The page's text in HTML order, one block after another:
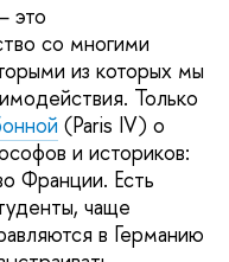
это
со многими
из которых мы
Только
(Paris IV) о
и историков:
Франции. Есть
чаще
в Германию